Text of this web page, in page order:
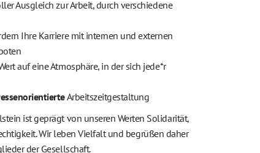
Ausgleich zur Arbeit, durch verschiedene
Ihre Karriere mit internen und externen
auf eine Atmosphäre, in der sich jede*r
Arbeitszeitgestaltung
ist geprägt von unseren Werten Solidarität,
Wir leben Vielfalt und begrüßen daher
der Gesellschaft.